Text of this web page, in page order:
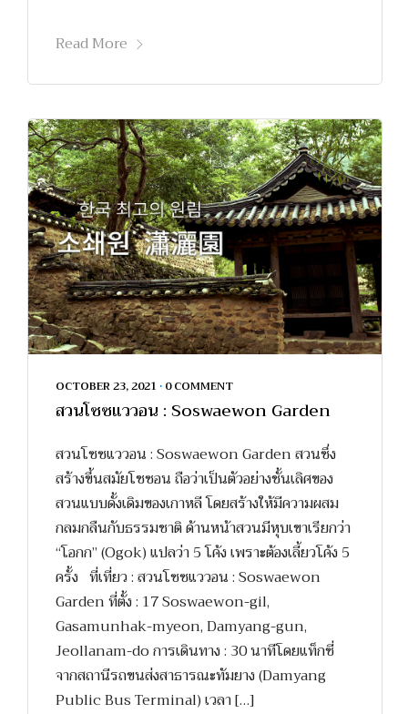
Read More
OCTOBER 23, 2021 • 0 COMMENT
สวนโซซแววอน : Soswaewon Garden
สวนโซซแววอน : Soswaewon Garden สวนซึ่ง
สร้างขึ้นสมัยโชซอน ถือว่าเป็นตัวอย่างชั้นเลิศของ
สวนแบบดั้งเดิมของเกาหลี โดยสร้างให้มีความผสม
กลมกลืนกับธรรมชาติ ด้านหน้าสวนมีหุบเขาเรียกว่า
“โอกก” (Ogok) แปลว่า 5 โค้ง เพราะต้องเลี้ยวโค้ง 5
ครั้ง ที่เที่ยว : สวนโซซแววอน : Soswaewon
Garden ที่ตั้ง : 17 Soswaewon-gil,
Gasamunhak-myeon, Damyang-gun,
Jeollanam-do การเดินทาง : 30 นาทีโดยแท็กซี่
จากสถานีรถขนส่งสาธารณะทัมยาง (Damyang
Public Bus Terminal) เวลา […]